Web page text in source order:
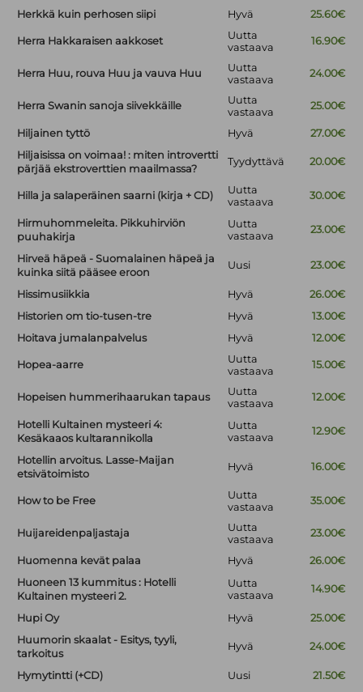
Herkkä kuin perhosen siipi Hyvä 25.60€
Herra Hakkaraisen aakkoset
Uutta
vastaava
16.90€
Herra Huu, rouva Huu ja vauva Huu
Uutta
vastaava
24.00€
Herra Swanin sanoja siivekkäille
Uutta
vastaava
25.00€
Hiljainen tyttö Hyvä
27.00€
Hiljaisissa on voimaa! : miten introvertti
pärjää ekstroverttien maailmassa?
Tyydyttävä 20.00€
Hilla ja salaperäinen saarni (kirja + CD)
Uutta
vastaava
30.00€
Hirmuhommeleita. Pikkuhirviön
puuhakirja
Uutta
vastaava
23.00€
Hirveä häpeä - Suomalainen häpeä ja
kuinka siitä pääsee eroon
Uusi 23.00€
Hissimusiikkia Hyvä
26.00€
Historien om tio-tusen-tre
Hyvä
13.00€
Hoitava jumalanpalvelus
Hyvä 12.00€
Hopea-aarre
Uutta
vastaava
15.00€
Hopeisen hummerihaarukan tapaus
Uutta
vastaava
12.00€
Hotelli Kultainen mysteeri 4:
Kesäkaaos kultarannikolla
Uutta
vastaava
12.90€
Hotellin arvoitus. Lasse-Maijan
etsivätoimisto
Hyvä 16.00€
How to be Free
Uutta
vastaava
35.00€
Huijareidenpaljastaja
Uutta
vastaava
23.00€
Huomenna kevät palaa Hyvä
26.00€
Huoneen 13 kummitus : Hotelli
Kultainen mysteeri 2.
Uutta
vastaava
14.90€
Hupi Oy Hyvä
25.00€
Huumorin skaalat - Esitys, tyyli,
tarkoitus
Hyvä 24.00€
Hymytintti (+CD) Uusi
21.50€